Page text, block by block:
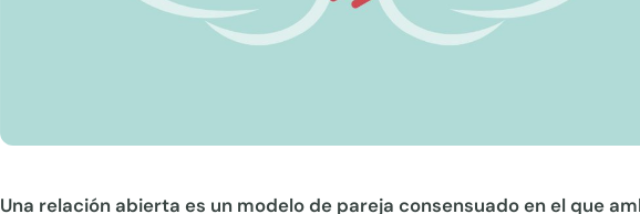
Una relación abierta es un modelo de pareja consensuado en el que